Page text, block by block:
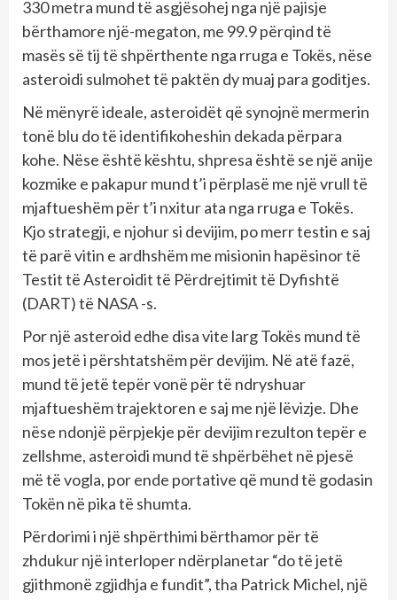
330 metra mund të asgjësohej nga një pajisje
bërthamore një-megaton, me 99.9 përqind të
masës së tij të shpërthente nga rruga e Tokës, nëse
asteroidi sulmohet të paktën dy muaj para goditjes.
Në mënyrë ideale, asteroidët që synojnë mermerin
tonë blu do të identifikoheshin dekada përpara
kohe. Nëse është kështu, shpresa është se një anije
kozmike e pakapur mund t’i përplasë me një vrull të
mjaftueshëm për t’i nxitur ata nga rruga e Tokës.
Kjo strategji, e njohur si devijim, po merr testin e saj
të parë vitin e ardhshëm me misionin hapësinor të
Testit të Asteroidit të Përdrejtimit të Dyfishtë
(DART) të NASA -s.
Por një asteroid edhe disa vite larg Tokës mund të
mos jetë i përshtatshëm për devijim. Në atë fazë,
mund të jetë tepër vonë për të ndryshuar
mjaftueshëm trajektoren e saj me një lëvizje. Dhe
nëse ndonjë përpjekje për devijim rezulton tepër e
zellshme, asteroidi mund të shpërbëhet në pjesë
më të vogla, por ende portative që mund të godasin
Tokën në pika të shumta.
Përdorimi i një shpërthimi bërthamor për të
zhdukur një interloper ndërplanetar “do të jetë
gjithmonë zgjidhja e fundit”, tha Patrick Michel, një